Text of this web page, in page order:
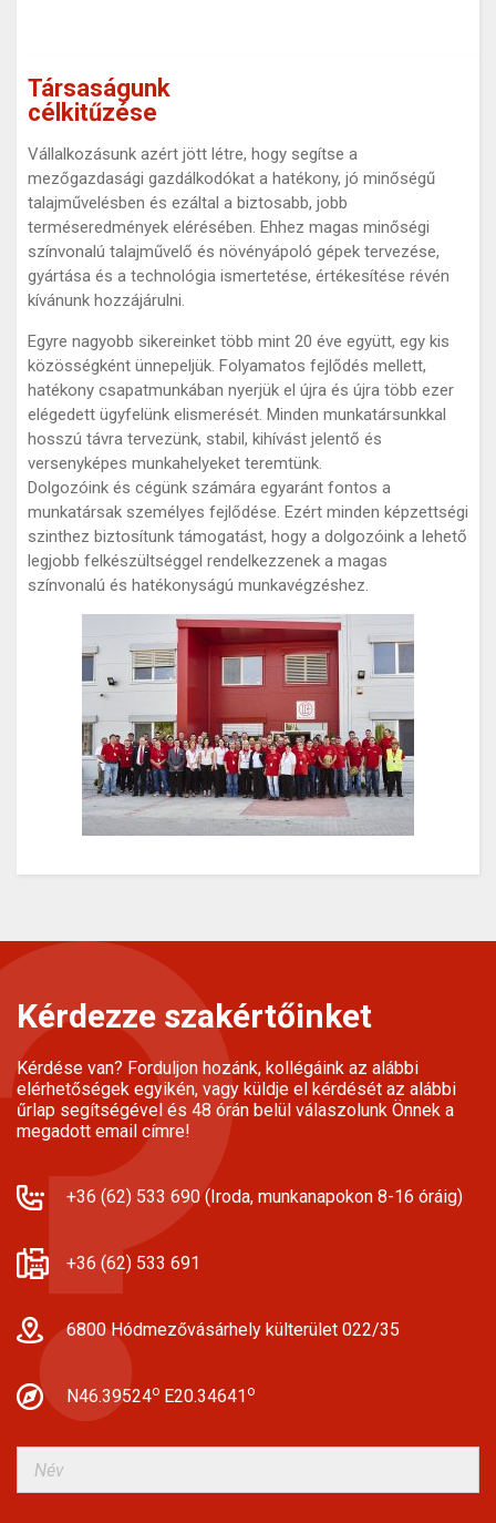
Társaságunk
célkitűzése
Vállalkozásunk azért jött létre, hogy segítse a
mezőgazdasági gazdálkodókat a hatékony, jó minőségű
talajművelésben és ezáltal a biztosabb, jobb
terméseredmények elérésében. Ehhez magas minőségi
színvonalú talajművelő és növényápoló gépek tervezése,
gyártása és a technológia ismertetése, értékesítése révén
kívánunk hozzájárulni.
Egyre nagyobb sikereinket több mint 20 éve együtt, egy kis
közösségként ünnepeljük. Folyamatos fejlődés mellett,
hatékony csapatmunkában nyerjük el újra és újra több ezer
elégedett ügyfelünk elismerését. Minden munkatársunkkal
hosszú távra tervezünk, stabil, kihívást jelentő és
versenyképes munkahelyeket teremtünk.
Dolgozóink és cégünk számára egyaránt fontos a
munkatársak személyes fejlődése. Ezért minden képzettségi
szinthez biztosítunk támogatást, hogy a dolgozóink a lehető
legjobb felkészültséggel rendelkezzenek a magas
színvonalú és hatékonyságú munkavégzéshez.
Kérdezze szakértőinket
Kérdése van? Forduljon hozánk, kollégáink az alábbi
elérhetőségek egyikén, vagy küldje el kérdését az alábbi
űrlap segítségével és 48 órán belül válaszolunk Önnek a
megadott email címre!
+36 (62) 533 690 (Iroda, munkanapokon 8-16 óráig)
+36 (62) 533 691
6800 Hódmezővásárhely külterület 022/35
N46.39524o E20.34641 o